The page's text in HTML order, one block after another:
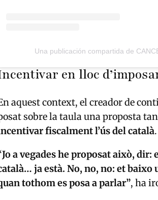
Una publicación compartida de
en lloc
aquest context, el creador de
sobre la taula una proposta
fiscalment l’ús del català.
Jo a vegades he proposat això,
ja està. No, no, no: et
tothom es posa a parlar”, ha